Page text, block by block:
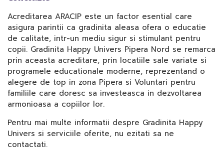
Acreditarea ARACIP este un factor esential care
asigura parintii ca gradinita aleasa ofera o educatie
de calitate, intr-un mediu sigur si stimulant pentru
copii. Gradinita Happy Univers Pipera Nord se remarca
prin aceasta acreditare, prin locatiile sale variate si
programele educationale moderne, reprezentand o
alegere de top in zona Pipera si Voluntari pentru
familiile care doresc sa investeasca in dezvoltarea
armonioasa a copiilor lor.
Pentru mai multe informatii despre Gradinita Happy
Univers si serviciile oferite, nu ezitati sa ne
contactati.